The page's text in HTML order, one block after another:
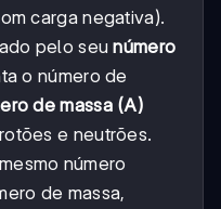
carga negativa).
pelo seunúmero
o número de
de massa (A)
e neutrões.
número
de massa,